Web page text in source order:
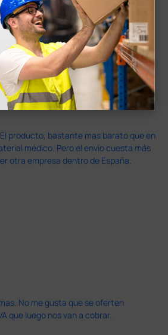
que un poco caro los portes y el
producto, bastante mas barato que en
médico. Pero el envío cuesta más
otra empresa dentro de España.
No me gusta que se oferten
que luego nos van a cobrar.